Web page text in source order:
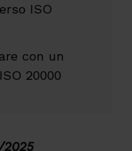
ISO
con un
20000